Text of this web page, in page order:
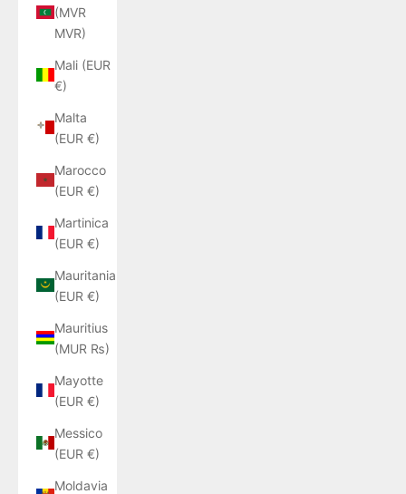
(MVR
MVR)
Mali (EUR
€)
Malta
(EUR €)
Marocco
(EUR €)
Martinica
(EUR €)
Mauritania
(EUR €)
Mauritius
(MUR ₨)
Mayotte
(EUR €)
Messico
(EUR €)
Moldavia